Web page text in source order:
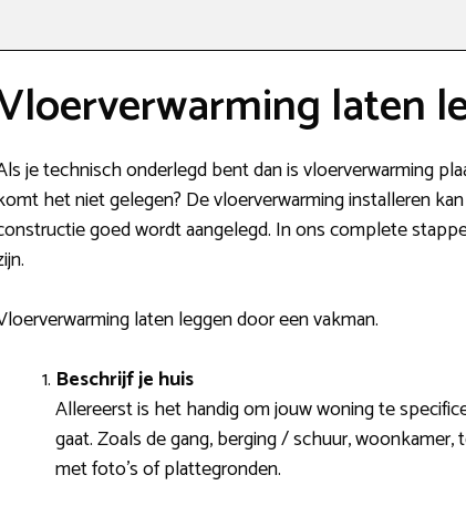
laten
je technisch onderlegd bent dan is vloerverwarming
het niet gelegen? De vloerverwarming installeren
goed wordt aangelegd. In ons complete
laten leggen door een vakman.
Beschrijf je huis
Allereerst is het handig om jouw woning te
gaat. Zoals de gang, berging / schuur,
met foto’s of plattegronden.